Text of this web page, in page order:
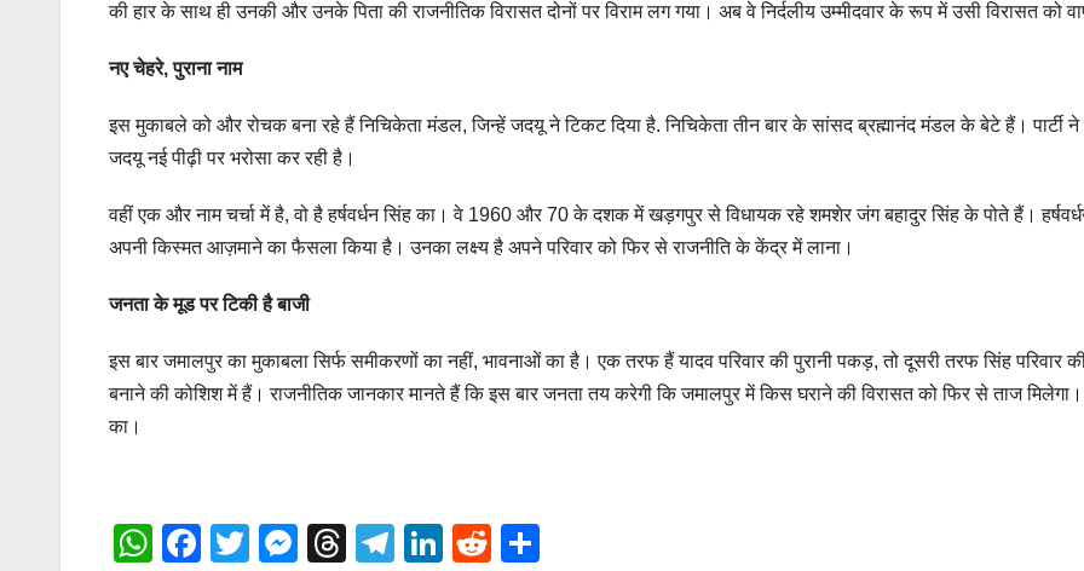
की हार के साथ ही उनकी और उनके पिता की राजनीतिक विरासत दोनों पर विराम लग गया। अब वे निर्दलीय उम्मीदवार के रूप में उसी विरासत को
नए चेहरे, पुराना नाम
इस मुकाबले को और रोचक बना रहे हैं निचिकेता मंडल, जिन्हें जदयू ने टिकट दिया है. निचिकेता तीन बार के सांसद ब्रह्मानंद मंडल के बेटे हैं। पार्टी
जदयू नई पीढ़ी पर भरोसा कर रही है।
वहीं एक और नाम चर्चा में है, वो है हर्षवर्धन सिंह का। वे 1960 और 70 के दशक में खड़गपुर से विधायक रहे शमशेर जंग बहादुर सिंह के पोते हैं।
अपनी किस्मत आज़माने का फैसला किया है। उनका लक्ष्य है अपने परिवार को फिर से राजनीति के केंद्र में लाना।
जनता के मूड पर टिकी है बाजी
इस बार जमालपुर का मुकाबला सिर्फ समीकरणों का नहीं, भावनाओं का है। एक तरफ हैं यादव परिवार की पुरानी पकड़, तो दूसरी तरफ सिंह परिवार
बनाने की कोशिश में हैं। राजनीतिक जानकार मानते हैं कि इस बार जनता तय करेगी कि जमालपुर में किस घराने की विरासत को फिर से ताज मिलेगा।
का।
W
F
T
M
T
T
Li
R